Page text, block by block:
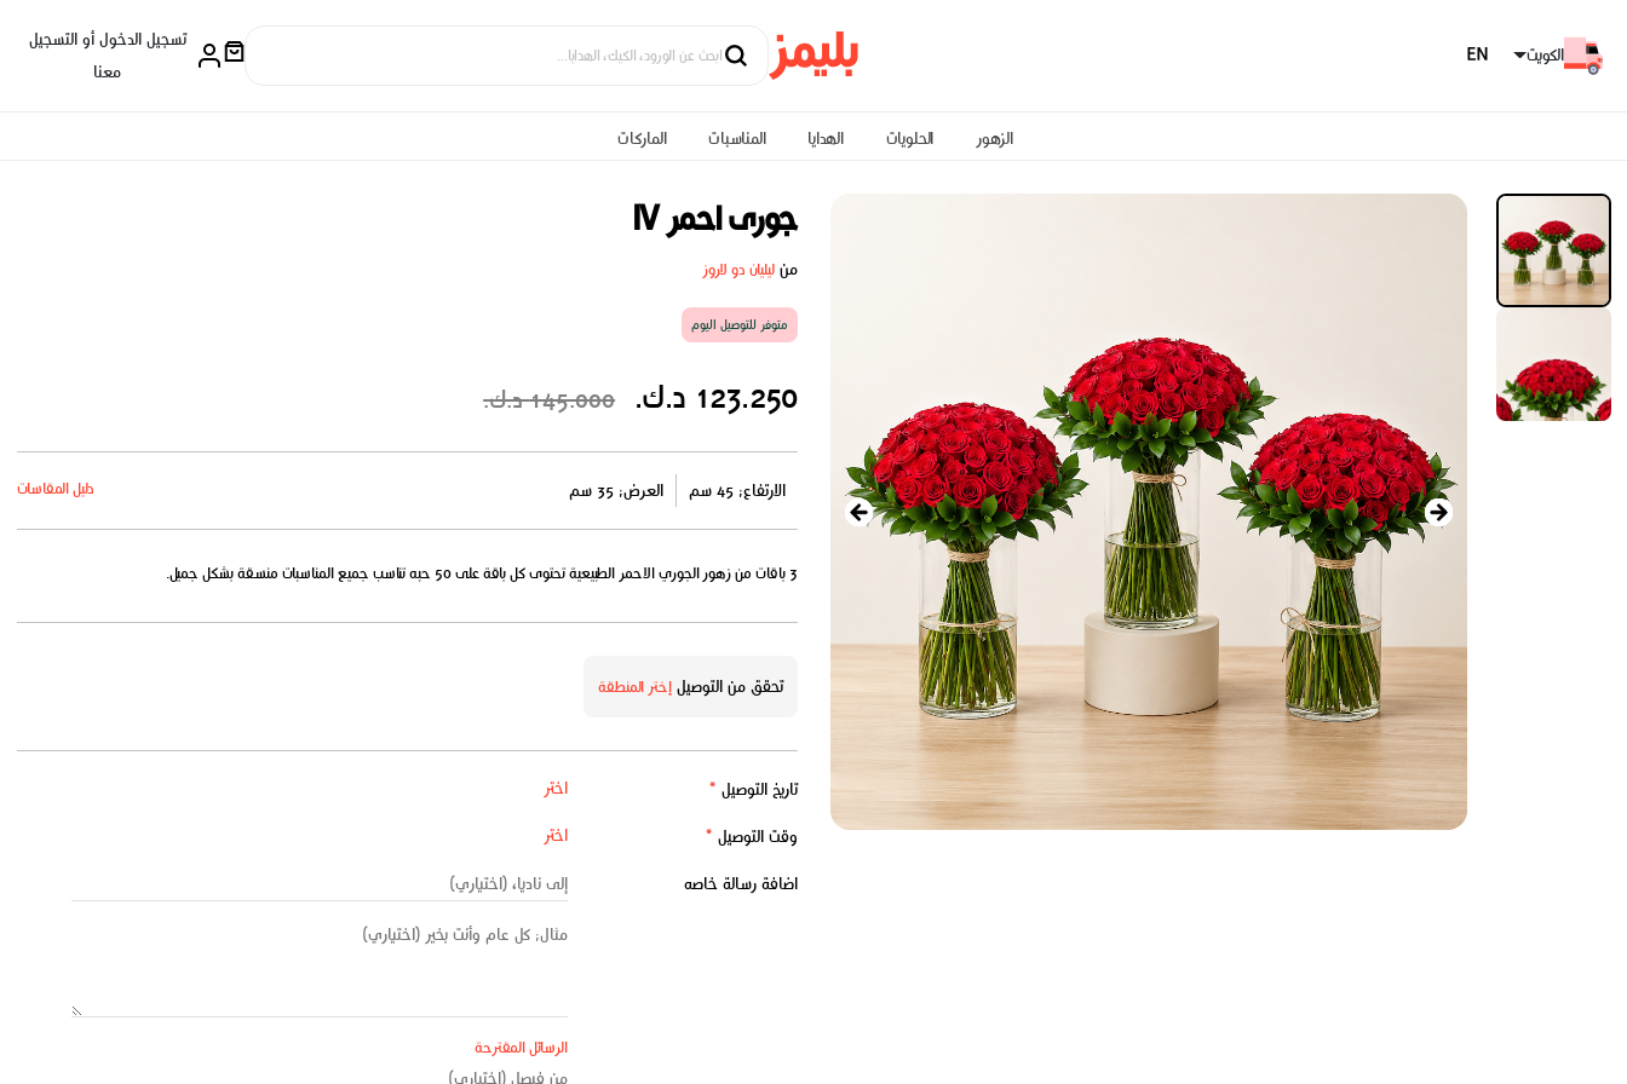
الكويت
تسجيل الدخول أو التسجيل
معنا
الزهور الحلويات الهدايا المناسبات الماركات
جورى احمر IV
منليليان دو لاروز
متوفر للتوصيل اليوم
123.250 د.ك. 145.000 د.ك.
الارتفاع: 45 سم العرض: 35 سم دليل المقاسات
3 باقات من زهور الجوري الاحمر الطبيعية تحتوى كل باقة على 50 حبه تناسب جميع المناسبات منسقة بشكل جميل.
تحقق من التوصيلإختر المنطقة
تاريخ التوصيل *
وقت التوصيل *
اضافة رسالة خاصه
الرسائل المقترحة